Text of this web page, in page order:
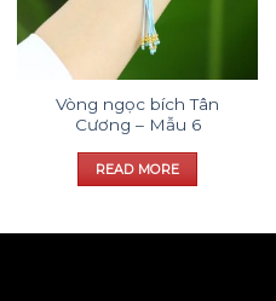
Vòng ngọc bích Tân
Cương – Mẫu 6
READ MORE